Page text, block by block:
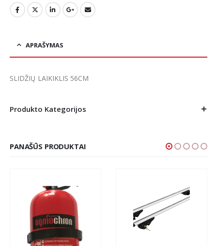
APRAŠYMAS
SLIDŽIŲ LAIKIKLIS 56CM
Produkto Kategorijos
PANAŠŪS PRODUKTAI